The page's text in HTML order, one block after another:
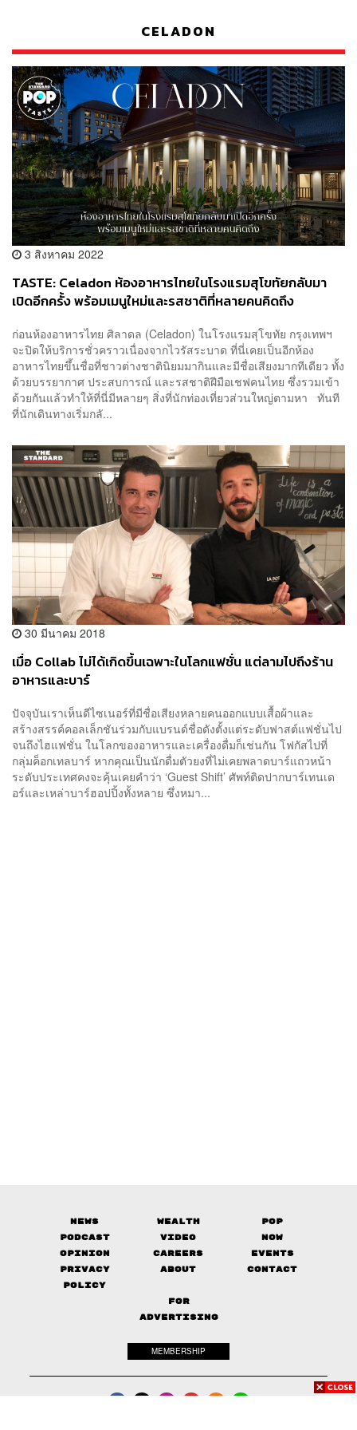
CELADON
3 สิงหาคม 2022
TASTE: Celadon ห้องอาหารไทยในโรงแรมสุโขทัยกลับมา
เปิดอีกครั้ง พร้อมเมนูใหม่และรสชาติที่หลายคนคิดถึง
ก่อนห้องอาหารไทย ศิลาดล (Celadon) ในโรงแรมสุโขทัย กรุงเทพฯ
จะปิดให้บริการชั่วคราวเนื่องจากไวรัสระบาด ที่นี่เคยเป็นอีกห้อง
อาหารไทยขึ้นชื่อที่ชาวต่างชาตินิยมมากินและมีชื่อเสียงมากทีเดียว ทั้ง
ด้วยบรรยากาศ ประสบการณ์ และรสชาติฝีมือเชฟคนไทย ซึ่งรวมเข้า
ด้วยกันแล้วทำให้ที่นี่มีหลายๆ สิ่งที่นักท่องเที่ยวส่วนใหญ่ตามหา ทันที
ที่นักเดินทางเริ่มกลั...
30 มีนาคม 2018
เมื่อ Collab ไม่ได้เกิดขึ้นเฉพาะในโลกแฟชั่น แต่ลามไปถึงร้าน
อาหารและบาร์
ปัจจุบันเราเห็นดีไซเนอร์ที่มีชื่อเสียงหลายคนออกแบบเสื้อผ้าและ
สร้างสรรค์คอลเล็กชันร่วมกับแบรนด์ชื่อดังตั้งแต่ระดับฟาสต์แฟชั่นไป
จนถึงไฮแฟชั่น ในโลกของอาหารและเครื่องดื่มก็เช่นกัน โฟกัสไปที่
กลุ่มค็อกเทลบาร์ หากคุณเป็นนักดื่มตัวยงที่ไม่เคยพลาดบาร์แถวหน้า
ระดับประเทศคงจะคุ้นเคยคำว่า ‘Guest Shift’ ศัพท์ติดปากบาร์เทนเด
อร์และเหล่าบาร์ฮอปปิ้งทั้งหลาย ซึ่งหมา...
News Wealth
Pop
Podcast
Video
Now
Opinion
Careers
Events
Privacy
Policy
About Contact
FOR
ADVERTISING
MEMBERSHIP